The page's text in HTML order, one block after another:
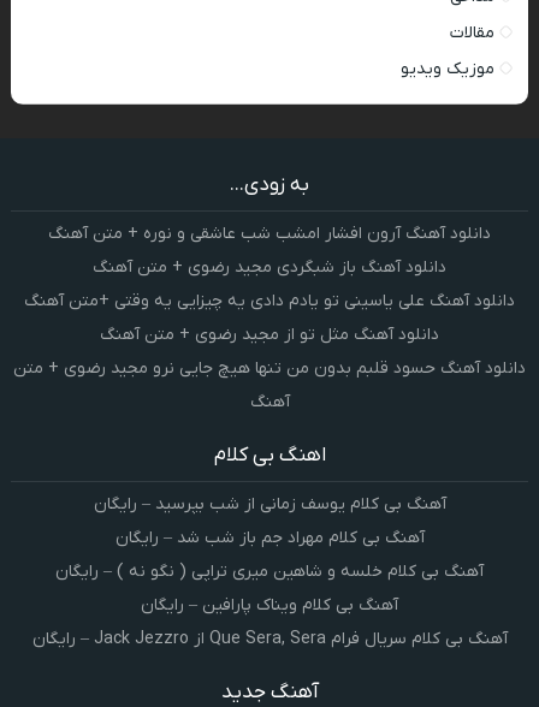
مقالات
موزیک ویدیو
به زودی...
دانلود آهنگ آرون افشار امشب شب عاشقی و نوره + متن آهنگ
دانلود آهنگ باز شبگردی مجید رضوی + متن آهنگ
دانلود آهنگ علی یاسینی تو یادم دادی یه چیزایی یه وقتی +متن آهنگ
دانلود آهنگ مثل تو از مجید رضوی + متن آهنگ
دانلود آهنگ حسود قلبم بدون من تنها هیچ جایی نرو مجید رضوی + متن
آهنگ
اهنگ بی کلام
آهنگ بی کلام یوسف زمانی از شب بپرسید – رایگان
آهنگ بی کلام مهراد جم باز شب شد – رایگان
آهنگ بی کلام خلسه و شاهین میری تراپی ( نگو نه ) – رایگان
آهنگ بی کلام ویناک پارافین – رایگان
آهنگ بی کلام سریال فرام Que Sera, Sera از Jack Jezzro – رایگان
آهنگ جدید